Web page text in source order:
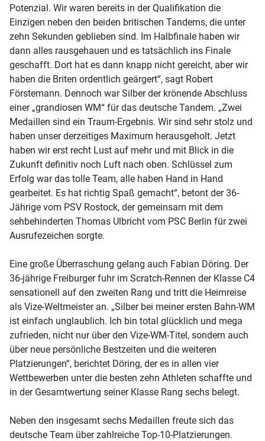
Potenzial. Wir waren bereits in der Qualifikation die
Einzigen neben den beiden britischen Tandems, die unter
zehn Sekunden geblieben sind. Im Halbfinale haben wir
dann alles rausgehauen und es tatsächlich ins Finale
geschafft. Dort hat es dann knapp nicht gereicht, aber wir
haben die Briten ordentlich geärgert“, sagt Robert
Förstemann. Dennoch war Silber der krönende Abschluss
einer „grandiosen WM“ für das deutsche Tandem. „Zwei
Medaillen sind ein Traum-Ergebnis. Wir sind sehr stolz und
haben unser derzeitiges Maximum herausgeholt. Jetzt
haben wir erst recht Lust auf mehr und mit Blick in die
Zukunft definitiv noch Luft nach oben. Schlüssel zum
Erfolg war das tolle Team, alle haben Hand in Hand
gearbeitet. Es hat richtig Spaß gemacht“, betont der 36-
Jährige vom PSV Rostock, der gemeinsam mit dem
sehbehinderten Thomas Ulbricht vom PSC Berlin für zwei
Ausrufezeichen sorgte.
Eine große Überraschung gelang auch Fabian Döring. Der
36-jährige Freiburger fuhr im Scratch-Rennen der Klasse C4
sensationell auf den zweiten Rang und tritt die Heimreise
als Vize-Weltmeister an. „Silber bei meiner ersten Bahn-WM
ist einfach unglaublich. Ich bin total glücklich und mega
zufrieden, nicht nur über den Vize-WM-Titel, sondern auch
über neue persönliche Bestzeiten und die weiteren
Platzierungen“, berichtet Döring, der es in allen vier
Wettbewerben unter die besten zehn Athleten schaffte und
in der Gesamtwertung seiner Klasse Rang sechs belegt.
Neben den insgesamt sechs Medaillen freute sich das
deutsche Team über zahlreiche Top-10-Platzierungen.